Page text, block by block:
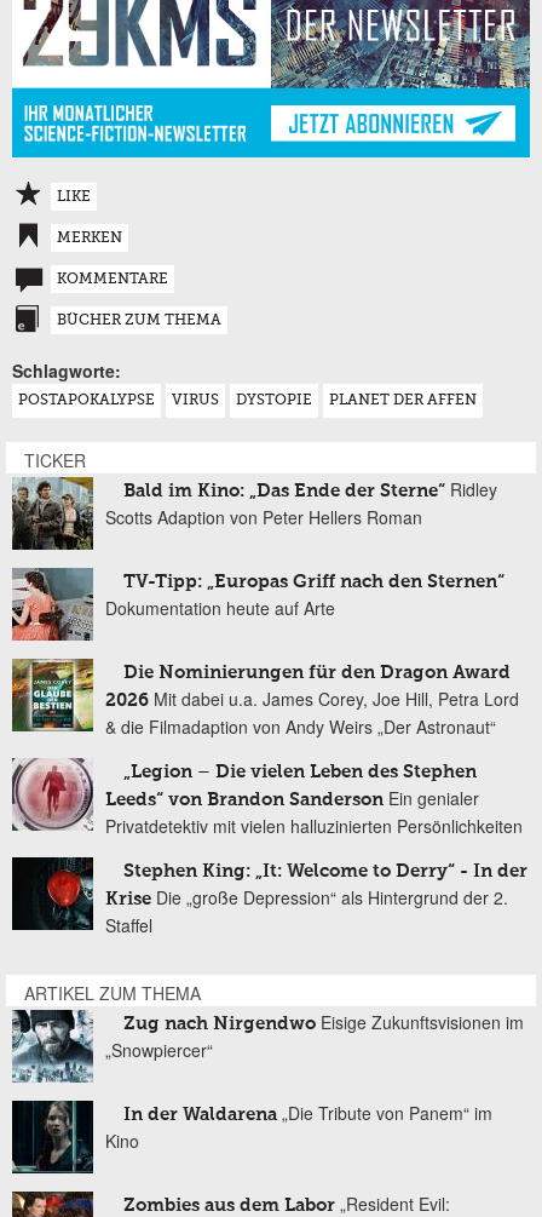
LIKE
MERKEN
KOMMENTARE
BÜCHER ZUM THEMA
Schlagworte:
POSTAPOKALYPSE VIRUS DYSTOPIE PLANET DER AFFEN
TICKER
Bald im Kino: „Das Ende der Sterne“ Ridley
Scotts Adaption von Peter Hellers Roman
TV-Tipp: „Europas Griff nach den Sternen“
Dokumentation heute auf Arte
Die Nominierungen für den Dragon Award
2026 Mit dabei u.a. James Corey, Joe Hill, Petra Lord
& die Filmadaption von Andy Weirs „Der Astronaut“
„Legion – Die vielen Leben des Stephen
Leeds“ von Brandon Sanderson Ein genialer
Privatdetektiv mit vielen halluzinierten Persönlichkeiten
Stephen King: „It: Welcome to Derry“ - In der
Krise Die „große Depression“ als Hintergrund der 2.
Staffel
ARTIKEL ZUM THEMA
Zug nach Nirgendwo Eisige Zukunftsvisionen im
„Snowpiercer“
In der Waldarena „Die Tribute von Panem“ im
Kino
Zombies aus dem Labor „Resident Evil: